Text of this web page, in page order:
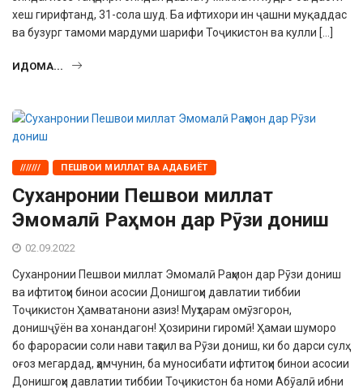
хеш гирифтанд, 31-сола шуд. Ба ифтихори ин ҷашни муқаддас
ва бузург тамоми мардуми шарифи Тоҷикистон ва кулли […]
ИДОМА...
/////// ПЕШВОИ МИЛЛАТ ВА АДАБИЁТ
Суханронии Пешвои миллат
Эмомалӣ Раҳмон дар Рӯзи дониш
02.09.2022
Суханронии Пешвои миллат Эмомалӣ Раҳмон дар Рӯзи дониш
ва ифтитоҳи бинои асосии Донишгоҳи давлатии тиббии
Тоҷикистон Ҳамватанони азиз! Муҳтарам омӯзгорон,
донишҷӯён ва хонандагон! Ҳозирини гиромӣ! Ҳамаи шуморо
бо фарорасии соли нави таҳсил ва Рӯзи дониш, ки бо дарси сулҳ
оғоз мегардад, ҳамчунин, ба муносибати ифтитоҳи бинои асосии
Донишгоҳи давлатии тиббии Тоҷикистон ба номи Абӯалӣ ибни